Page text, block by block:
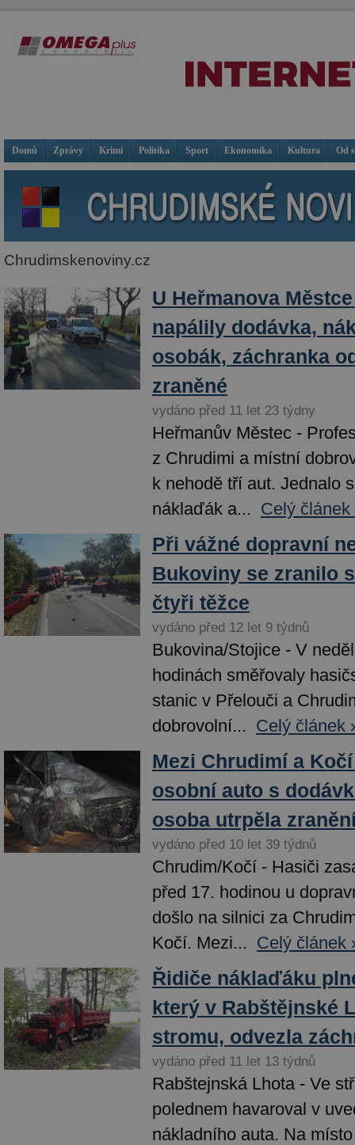
Domů Zprávy Krimi Politika Sport Ekonomika Kultura Od
Chrudimskenoviny.cz
U Heřmanova
napálily dodávka,
osobák, záchranka
zraněné
vydáno před 11 let 23 týdny
Heřmanův Městec -
z Chrudimi a místní
k nehodě tří aut. Jednalo
náklaďák a... Celý článek
Při vážné dopravní
Bukoviny se zranilo
čtyři těžce
vydáno před 12 let 9 týdnů
Bukovina/Stojice - V
hodinách směřovaly
stanic v Přelouči a
dobrovolní... Celý článek
Mezi Chrudimí a
osobní auto s
osoba utrpěla
vydáno před 10 let 39 týdnů
Chrudim/Kočí - Hasiči
před 17. hodinou u
došlo na silnici za
Kočí. Mezi... Celý článek
Řidiče náklaďáku
který v Rabštějnské
stromu, odvezla
vydáno před 11 let 13 týdnů
Rabštejnská Lhota - Ve
polednem havaroval v
nákladního auta. Na